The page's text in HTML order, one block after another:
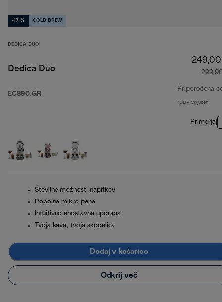
-17 % COLD BREW
DEDICA DUO
Dedica Duo
EC890.GR
Priporočena
*DDV vključen
Primerjaj
Številne možnosti napitkov
Popolna mikro pena
Intuitivno enostavna uporaba
Tvoja kava, tvoja skodelica
Dodaj v košarico
Odkrij več